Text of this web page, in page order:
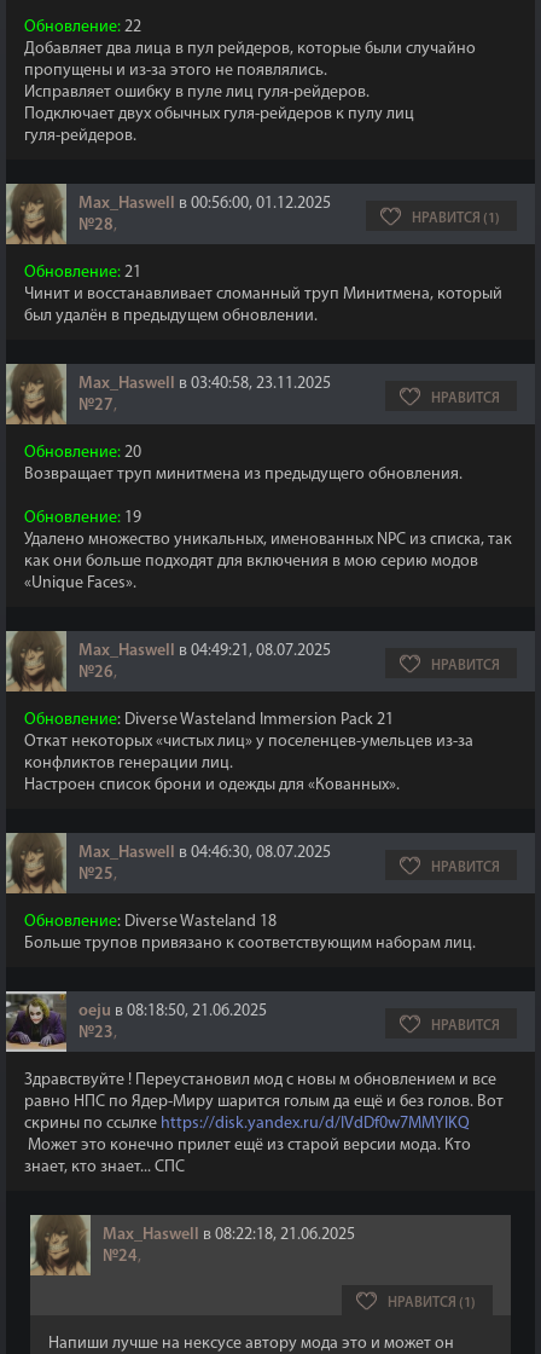
Обновление: 22
Добавляет два лица в пул рейдеров, которые были случайно
пропущены и из‑за этого не появлялись.
Исправляет ошибку в пуле лиц гуля‑рейдеров.
Подключает двух обычных гуля‑рейдеров к пулу лиц
гуля‑рейдеров.
Max_Haswell в 00:56:00, 01.12.2025
№28, НРАВИТСЯ (1)
Обновление: 21
Чинит и восстанавливает сломанный труп Минитмена, который
был удалён в предыдущем обновлении.
Max_Haswell в 03:40:58, 23.11.2025
№27, НРАВИТСЯ
Обновление: 20
Возвращает труп минитмена из предыдущего обновления.
Обновление: 19
Удалено множество уникальных, именованных NPC из списка, так
как они больше подходят для включения в мою серию модов
«Unique Faces».
Max_Haswell в 04:49:21, 08.07.2025
№26, НРАВИТСЯ
Обновление: Diverse Wasteland Immersion Pack 21
Откат некоторых «чистых лиц» у поселенцев-умельцев из-за
конфликтов генерации лиц.
Настроен список брони и одежды для «Кованных».
Max_Haswell в 04:46:30, 08.07.2025
№25, НРАВИТСЯ
Обновление: Diverse Wasteland 18
Больше трупов привязано к соответствующим наборам лиц.
oeju в 08:18:50, 21.06.2025
№23, НРАВИТСЯ
Здравствуйте ! Переустановил мод с новы м обновлением и все
равно НПС по Ядер-Миру шарится голым да ещё и без голов. Вот
скрины по ссылке https://disk.yandex.ru/d/IVdDf0w7MMYlKQ
Может это конечно прилет ещё из старой версии мода. Кто
знает, кто знает... СПС
Max_Haswell в 08:22:18, 21.06.2025
№24,
НРАВИТСЯ (1)
Напиши лучше на нексусе автору мода это и может он